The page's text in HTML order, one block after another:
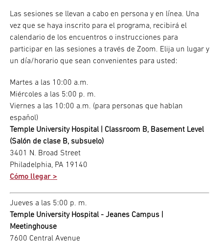
Las sesiones se llevan a cabo en persona y en línea. Una
vez que se haya inscrito para el programa, recibirá el
calendario de los encuentros o instrucciones para
participar en las sesiones a través de Zoom. Elija un lugar y
un día/horario que sean convenientes para usted:
Martes a las 10:00 a.m.
Miércoles a las 5:00 p. m.
Viernes a las 10:00 a.m. (para personas que hablan
español)
Temple University Hospital | Classroom B, Basement Level
(Salón de clase B, subsuelo)
3401 N. Broad Street
Philadelphia, PA 19140
Cómo llegar >
Jueves a las 5:00 p. m.
Temple University Hospital - Jeanes Campus |
Meetinghouse
7600 Central Avenue